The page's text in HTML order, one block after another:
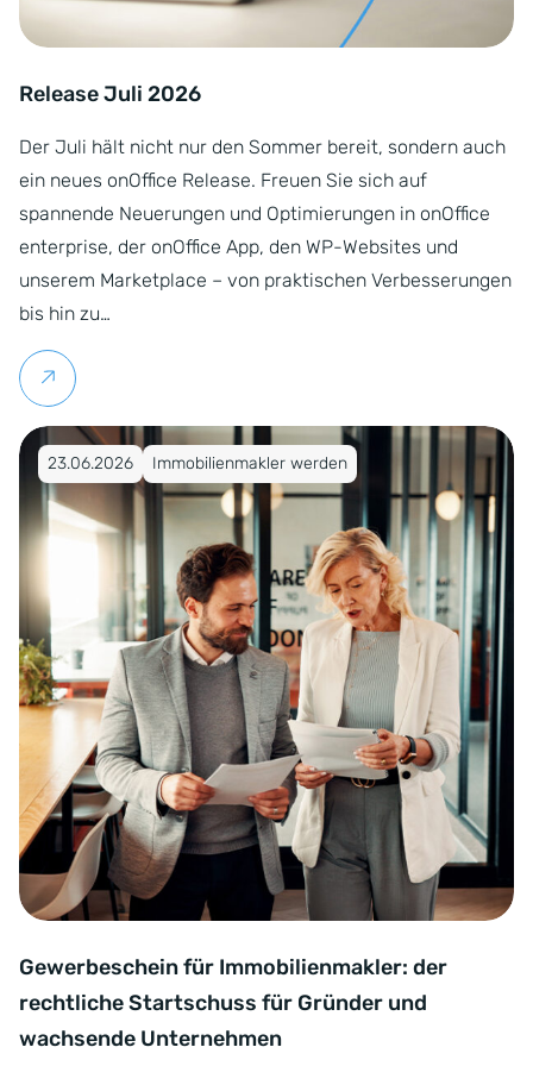
Release Juli 2026
Der Juli hält nicht nur den Sommer bereit, sondern auch
ein neues onOffice Release. Freuen Sie sich auf
spannende Neuerungen und Optimierungen in onOffice
enterprise, der onOffice App, den WP-Websites und
unserem Marketplace – von praktischen Verbesserungen
bis hin zu…
Weiterlesen
Veröffentlicht am 23.06.2026
23.06.2026 Immobilienmakler werden
Gewerbeschein für Immobilienmakler: der
rechtliche Startschuss für Gründer und
wachsende Unternehmen